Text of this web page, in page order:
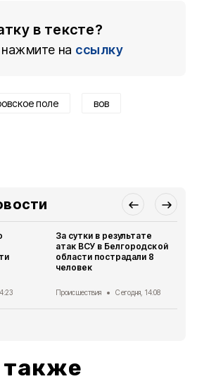
в тексте?
на ссылку
поле вов
За сутки в результате
атак ВСУ в Белгородской
области пострадали 8
человек
Происшествия Сегодня, 14:08